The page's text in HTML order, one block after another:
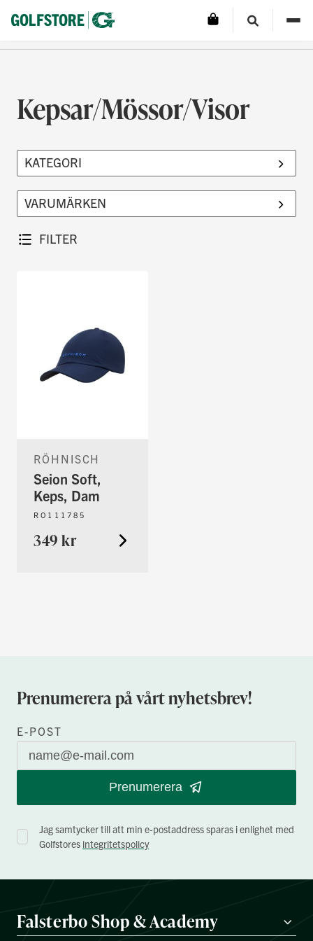
Kepsar/Mössor/Visor
FILTER
RÖHNISCH
Seion Soft,
Keps, Dam
RO111785
349 kr
Prenumerera på vårt nyhetsbrev!
E-POST
Prenumerera
Jag samtycker till att min e-postaddress sparas i enlighet med
Golfstores integritetspolicy
Falsterbo Shop & Academy